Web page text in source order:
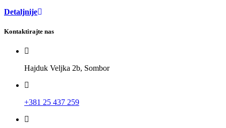
Detaljnije
Kontaktirajte nas
Hajduk Veljka 2b, Sombor
+381 25 437 259